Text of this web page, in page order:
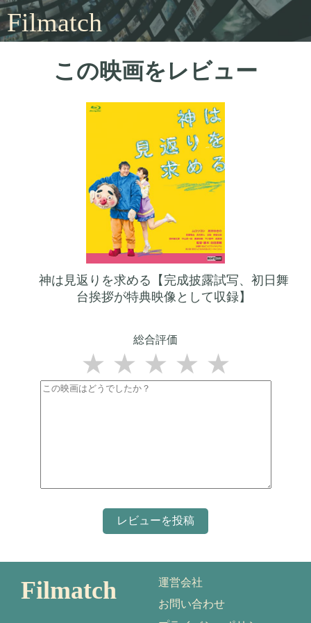
Filmatch
この映画をレビュー
神は見返りを求める【完成披露試写、初日舞
台挨拶が特典映像として収録】
総合評価
★
★
★
★
★
Filmatch
運営会社
お問い合わせ